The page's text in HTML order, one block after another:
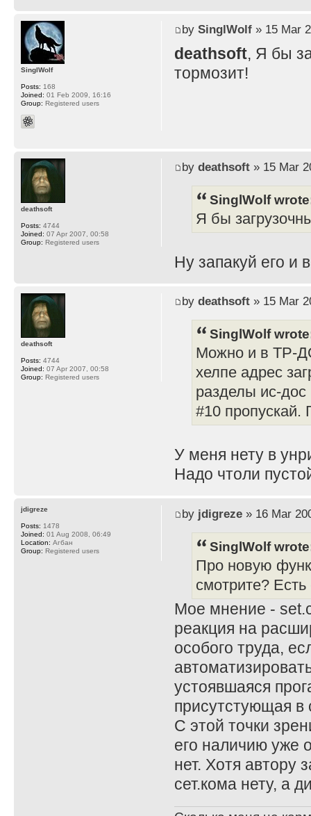
by SinglWolf» 15 Mar
deathsoft, Я бы
тормозит!
SinglWolf
Posts: 168
Joined: 01 Feb 2009, 16:16
Group: Registered users
by deathsoft» 15 Mar
SinglWolf
Я бы
Ну запакуй его и
deathsoft
Posts: 4744
Joined: 07 Apr 2007, 00:58
Group: Registered users
by deathsoft» 15 Mar
SinglWolf
Можно и в ТР-
хелпе адрес
разделы ис-дос
#10 пропускай.
У меня нету в
Надо чтоли
deathsoft
Posts: 4744
Joined: 07 Apr 2007, 00:58
Group: Registered users
by jdigreze» 16 Mar
SinglWolf
Про новую
смотрите?
Мое мнение -
реакция на
особого труда,
устоявшаяся
присутстующая в
С этой точки
его наличию уже
нет. Хотя автору
сет.кома нету, а
jdigreze
Posts: 1478
Joined: 01 Aug 2008, 06:49
Location: Агбан
Group: Registered users